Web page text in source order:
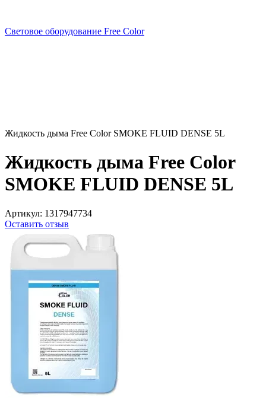
Световое оборудование Free Color
Жидкость дыма Free Color SMOKE FLUID DENSE 5L
Жидкость дыма Free Color
SMOKE FLUID DENSE 5L
Артикул: 1317947734
Оставить отзыв